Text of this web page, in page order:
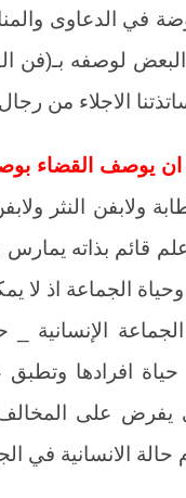
في الدعاوى
لوصفه بـ(فن
الاجلاء من
يوصف القضاء
ولابفن النثر
قائم بذاته
وحياة الجماعة اذ
الجماعة
افرادها
يفرض على
حالة الانسانية في